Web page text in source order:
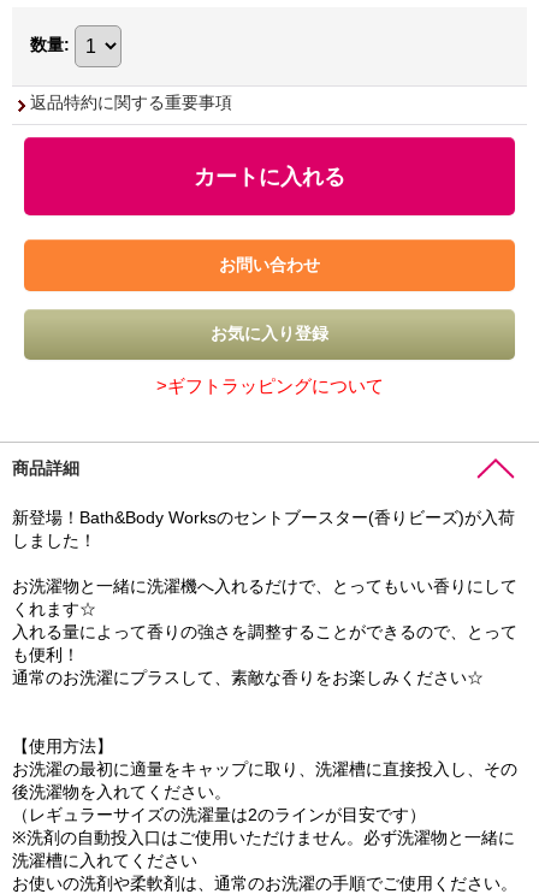
数量:
返品特約に関する重要事項
>ギフトラッピングについて
商品詳細
新登場！Bath&Body Worksのセントブースター(香りビーズ)が入荷
しました！
お洗濯物と一緒に洗濯機へ入れるだけで、とってもいい香りにして
くれます☆
入れる量によって香りの強さを調整することができるので、とって
も便利！
通常のお洗濯にプラスして、素敵な香りをお楽しみください☆
【使用方法】
お洗濯の最初に適量をキャップに取り、洗濯槽に直接投入し、その
後洗濯物を入れてください。
（レギュラーサイズの洗濯量は2のラインが目安です）
※洗剤の自動投入口はご使用いただけません。必ず洗濯物と一緒に
洗濯槽に入れてください
お使いの洗剤や柔軟剤は、通常のお洗濯の手順でご使用ください。